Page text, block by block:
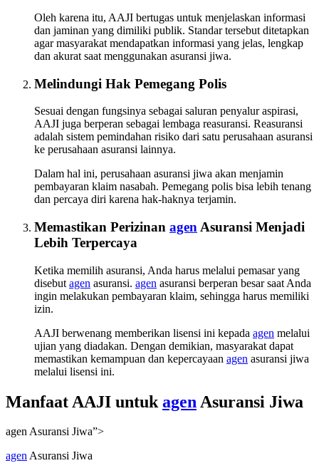
Oleh karena itu, AAJI bertugas untuk menjelaskan informasi
dan jaminan yang dimiliki publik. Standar tersebut ditetapkan
agar masyarakat mendapatkan informasi yang jelas, lengkap
dan akurat saat menggunakan asuransi jiwa.
Melindungi Hak Pemegang Polis
Sesuai dengan fungsinya sebagai saluran penyalur aspirasi,
AAJI juga berperan sebagai lembaga reasuransi. Reasuransi
adalah sistem pemindahan risiko dari satu perusahaan asuransi
ke perusahaan asuransi lainnya.
Dalam hal ini, perusahaan asuransi jiwa akan menjamin
pembayaran klaim nasabah. Pemegang polis bisa lebih tenang
dan percaya diri karena hak-haknya terjamin.
Memastikan Perizinan agen Asuransi Menjadi
Lebih Terpercaya
Ketika memilih asuransi, Anda harus melalui pemasar yang
disebut agen asuransi. agen asuransi berperan besar saat Anda
ingin melakukan pembayaran klaim, sehingga harus memiliki
izin.
AAJI berwenang memberikan lisensi ini kepada agen melalui
ujian yang diadakan. Dengan demikian, masyarakat dapat
memastikan kemampuan dan kepercayaan agen asuransi jiwa
melalui lisensi ini.
Manfaat AAJI untuk agen Asuransi Jiwa
agen Asuransi Jiwa”>
agenAsuransi Jiwa